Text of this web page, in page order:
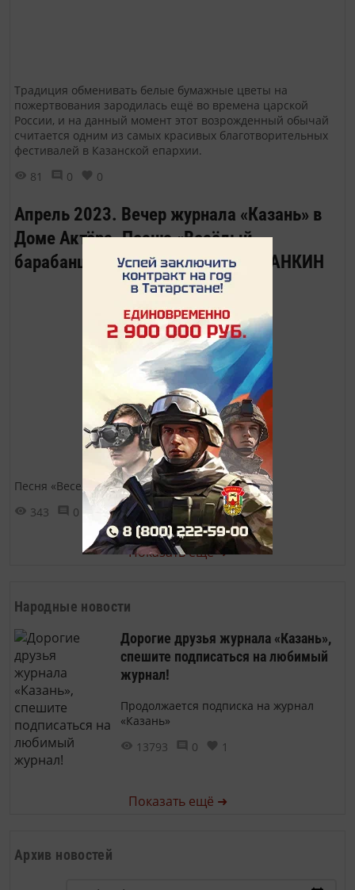
Традиция обменивать белые бумажные цветы на
пожертвования зародилась ещё во времена царской
России, и на данный момент этот возрожденный обычай
считается одним из самых красивых благотворительных
фестивалей в Казанской епархии.
81
0 0
Апрель 2023. Вечер журнала «Казань» в
Доме Актёра. Песню «Весёлый
барабанщик» исполняет Роман ЛАНКИН
Песня «Веселый барабанщик»
343
0
Показать ещё ➜
Народные новости
Дорогие друзья журнала «Казань»,
спешите подписаться на любимый
журнал!
Продолжается подписка на журнал
«Казань»
13793
0 1
Показать ещё ➜
Архив новостей